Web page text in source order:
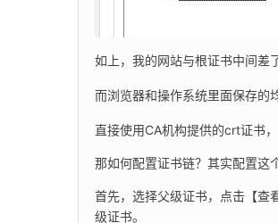
如上，我的网站与根证书中间差
而浏览器和操作系统里面保存的
直接使用CA机构提供的crt证书
那如何配置证书链？其实配置这
首先，选择父级证书，点击【查
级证书。